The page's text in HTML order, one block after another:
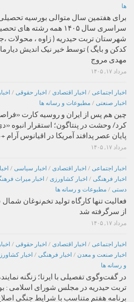
ها
برای هفتمین سال متوالی بورسیه
سراسری سال ۱۴۰۵ همه رشته های
شهرستان تربت حیدریه ( زاوه ، محولات
کدکن و بایگ ) توسط خیر نیک اندیش
مهدی مروج
مرداد ۱۷, ۱۴۰۵
اخبار اجتماعی / اخبار اقتصادی / اخبار حقوقی /
اخبار صنعتی / مطبوعات و رسانه ها
چین هم پس از ایران و روسیه کارت
پایان عصر پدافند آمریکا در اقیانوس
مرداد ۱۷, ۱۴۰۵
اخبار اجتماعی / اخبار اقتصادی / اخبار سیاسی /
اخبار فرهنگی / اخبار کشاورزی / اخبار میراث
دستی / مطبوعات و رسانه ها
فعالیت تنها کارگاه تولید تخم‌نوغان
از سرگرفته شد
مرداد ۱۷, ۱۴۰۵
اخبار اجتماعی / اخبار اقتصادی / اخبار حقوقی /
اخبار صنعت و معدن / اخبار فرهنگی / اخبار
و رسانه ها
در گفت‌وگوی تفصیلی با ایرنا؛ زنگنه
برنامه هفتم متناسب با شرایط جنگی